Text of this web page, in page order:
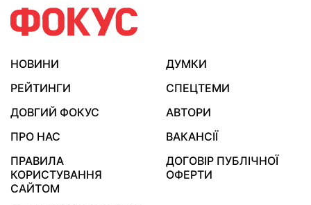
НОВИНИ
ДУМКИ
РЕЙТИНГИ
СПЕЦТЕМИ
ДОВГИЙ ФОКУС
АВТОРИ
ПРО НАС
ВАКАНСІЇ
ПРАВИЛА
КОРИСТУВАННЯ
САЙТОМ
ДОГОВІР ПУБЛІЧНОЇ
ОФЕРТИ